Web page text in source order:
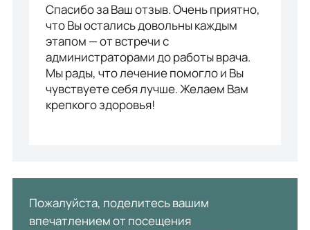
Спасибо за Ваш отзыв. Очень приятно,
что Вы остались довольны каждым
этапом — от встречи с
администраторами до работы врача.
Мы рады, что лечение помогло и Вы
чувствуете себя лучше. Желаем Вам
крепкого здоровья!
Пожалуйста, поделитесь вашим
впечатлением от посещения